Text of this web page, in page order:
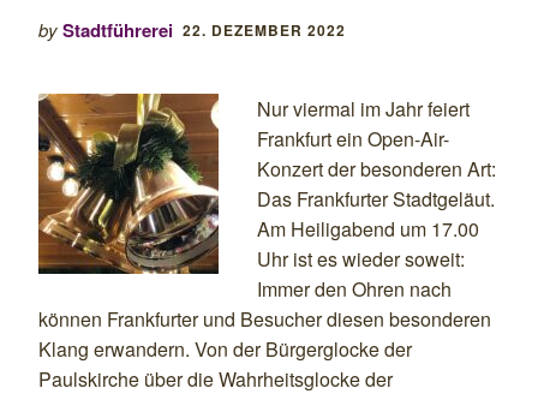
byStadtführerei 22. DEZEMBER 2022
Nur viermal im Jahr feiert
Frankfurt ein Open-Air-
Konzert der besonderen Art:
Das Frankfurter Stadtgeläut.
Am Heiligabend um 17.00
Uhr ist es wieder soweit:
Immer den Ohren nach
können Frankfurter und Besucher diesen besonderen
Klang erwandern. Von der Bürgerglocke der
Paulskirche über die Wahrheitsglocke der